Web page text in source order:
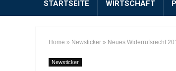
STARTSEITE WIRTSCHAFT
Home » Newsticker » Neues Widerrufsrecht
Newsticker